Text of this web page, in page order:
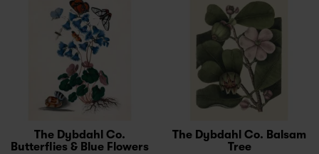
The Dybdahl Co.
Butterflies & Blue Flowers
The Dybdahl Co. Balsam
Tree